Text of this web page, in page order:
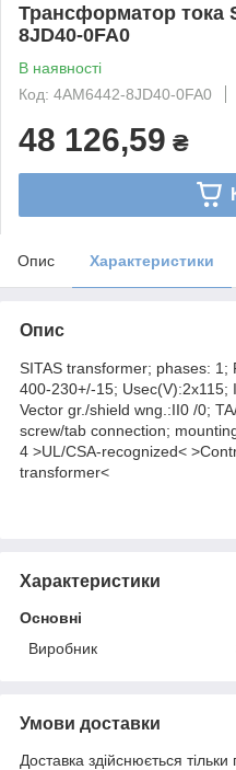
Трансформатор тока
8JD40-0FA0
В наявності
Код: 4AM6442-8JD40-0FA0
48 126,59 ₴
Опис Характеристики
Опис
SITAS transformer; phases: 1;
400-230+/-15;
Vector gr./shield wng.:II0 /0;
screw/tab connection;
4 >UL/CSA-recognized<
transformer<
Характеристики
Основні
Виробник
Умови доставки
Доставка здійснюється тільки